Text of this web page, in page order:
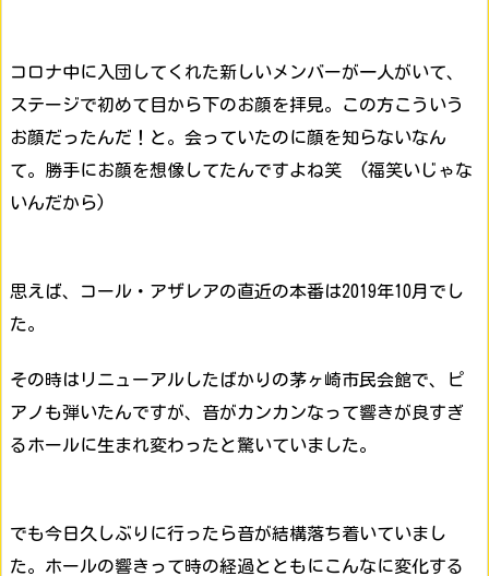
コロナ中に入団してくれた新しいメンバーが一人がいて、
ステージで初めて目から下のお顔を拝見。この方こういう
お顔だったんだ！と。会っていたのに顔を知らないなん
て。勝手にお顔を想像してたんですよね笑 (福笑いじゃな
いんだから)
思えば、コール・アザレアの直近の本番は2019年10月でし
た。
その時はリニューアルしたばかりの茅ヶ崎市民会館で、ピ
アノも弾いたんですが、音がカンカンなって響きが良すぎ
るホールに生まれ変わったと驚いていました。
でも今日久しぶりに行ったら音が結構落ち着いていまし
た。ホールの響きって時の経過とともにこんなに変化する